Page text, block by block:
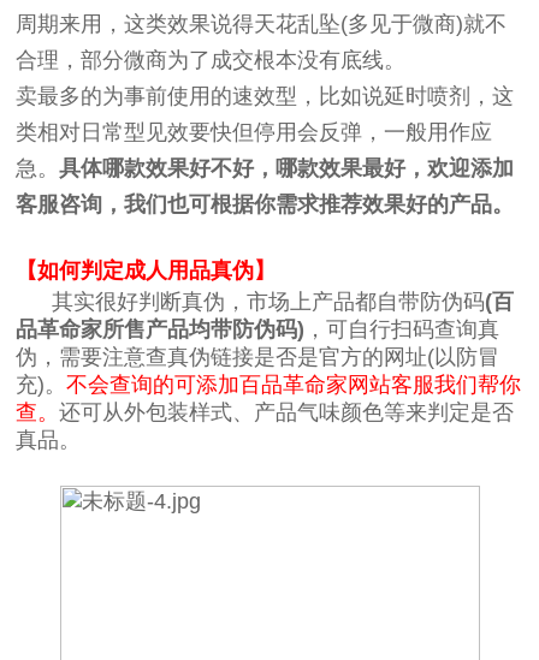
周期来用，这类效果说得天花乱坠(多见于微商)就不
合理，部分微商为了成交根本没有底线。
卖最多的为事前使用的速效型，比如说延时喷剂，这
类相对日常型见效要快但停用会反弹，一般用作应
急。具体哪款效果好不好，哪款效果最好，欢迎添加
客服咨询，我们也可根据你需求推荐效果好的产品。
【如何判定成人用品真伪】
其实很好判断真伪，市场上产品都自带防伪码(百
品革命家所售产品均带防伪码) ，可自行扫码查询真
伪，需要注意查真伪链接是否是官方的网址(以防冒
充)。不会查询的可添加百品革命家网站客服我们帮你
查。还可从外包装样式、产品气味颜色等来判定是否
真品。